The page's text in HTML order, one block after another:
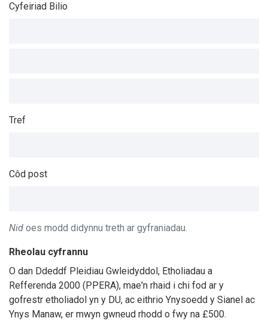
Cyfeiriad Bilio
Tref
Côd post
Nid oes modd didynnu treth ar gyfraniadau.
Rheolau cyfrannu
O dan Ddeddf Pleidiau Gwleidyddol, Etholiadau a
Refferenda 2000 (PPERA), mae'n rhaid i chi fod ar y
gofrestr etholiadol yn y DU, ac eithrio Ynysoedd y Sianel ac
Ynys Manaw, er mwyn gwneud rhodd o fwy na £500.